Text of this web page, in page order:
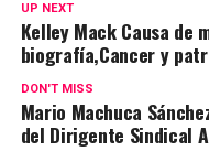
UP NEXT
Kelley Mack Causa de
biografía,Cancer y
DON'T MISS
Mario Machuca
del Dirigente Sindical